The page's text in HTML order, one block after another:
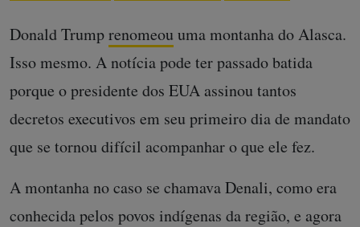
Donald Trumprenomeou uma montanha do Alasca.
Isso mesmo. A notícia pode ter passado batida
porque o presidente dos EUA assinou tantos
decretos executivos em seu primeiro dia de mandato
que se tornou difícil acompanhar o que ele fez.
A montanha no caso se chamava Denali, como era
conhecida pelos povos indígenas da região, e agora